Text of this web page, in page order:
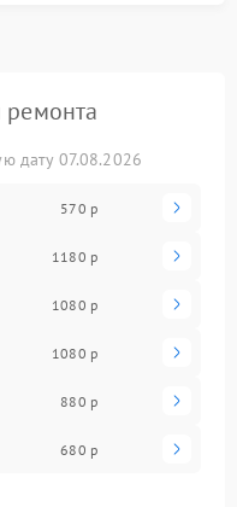
ремонта
дату 07.08.2026
570 р
1180 р
1080 р
1080 р
880 р
680 р